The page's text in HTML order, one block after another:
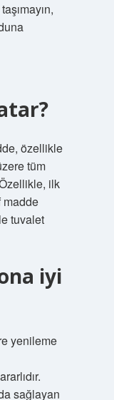
özellikle
tüm
Özellikle, ilk
madde
tuvalet
iyi
yenileme
sağlayan